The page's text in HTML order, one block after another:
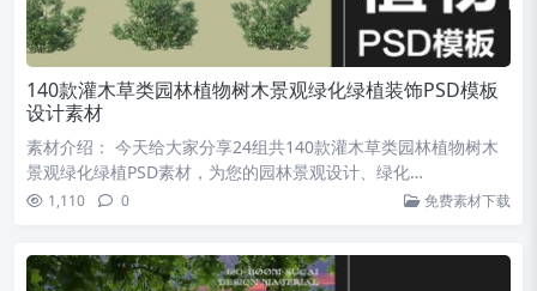
140款灌木草类园林植物树木景观绿化绿植装饰PSD模板
设计素材
素材介绍： 今天给大家分享24组共140款灌木草类园林植物树木
景观绿化绿植PSD素材，为您的园林景观设计、绿化…
1,110 0 免费素材下载